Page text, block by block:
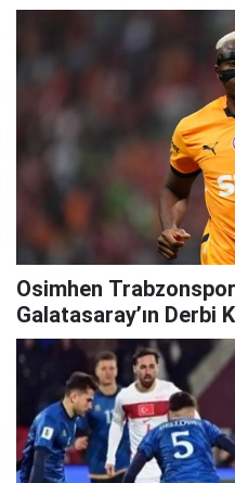
Osimhen
Galatasaray’ın Derbi